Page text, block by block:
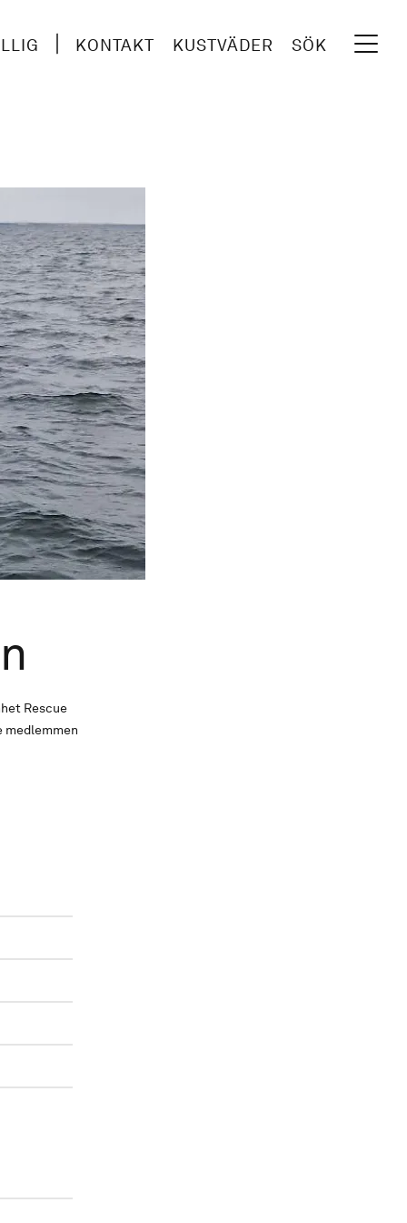
KONTAKT KUSTVÄDER SÖK
Rescue
medlemmen